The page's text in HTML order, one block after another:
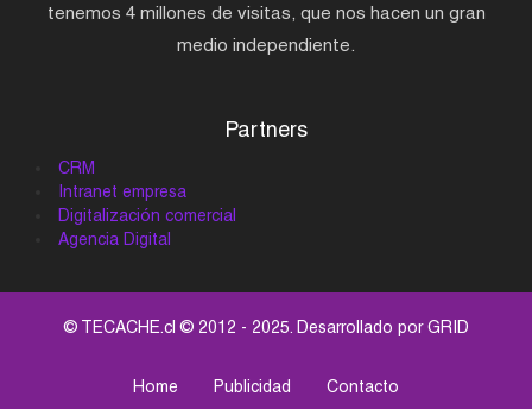
tenemos 4 millones de visitas, que nos hacen un gran
medio independiente.
Partners
CRM
Intranet empresa
Digitalización comercial
Agencia Digital
© TECACHE.cl © 2012 - 2025. Desarrollado porGRID
Home Publicidad Contacto